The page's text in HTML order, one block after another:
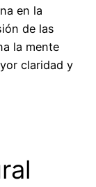
en la
de las
la mente
claridad y